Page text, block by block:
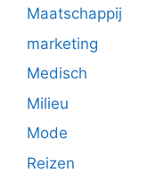
Maatschappij
marketing
Medisch
Milieu
Mode
Reizen